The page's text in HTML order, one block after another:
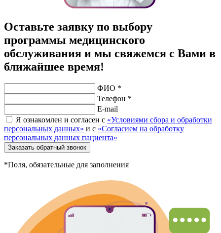
Оставьте заявку по выбору
программы медицинского
обслуживания и мы свяжемся с Вами в
ближайшее время!
ФИО *
Телефон *
E-mail
Я ознакомлен и согласен с «Условиями сбора и обработки
персональных данных» и с «Согласием на обработку
персональных данных пациента»
Заказать обратный звонок
*Поля, обязательные для заполнения